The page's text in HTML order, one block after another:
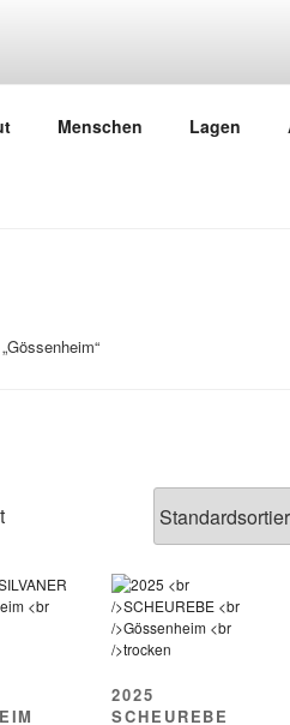
Menschen Lagen
2025
SCHEUREBE